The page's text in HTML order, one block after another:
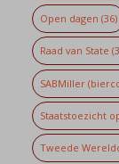
Open dagen (36)
Raad van State
SABMiller
Staatstoezicht
Tweede